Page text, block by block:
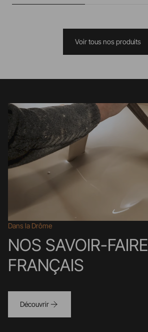
Voir tous nos produits
Dans la Drôme
NOS SAVOIR-FAIRE
FRANÇAIS
Découvrir